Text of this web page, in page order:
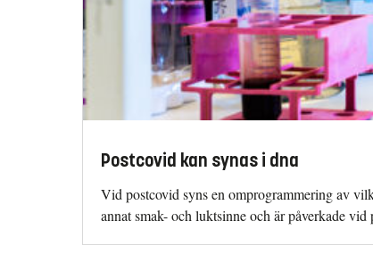
Postcovid kan synas i dna
Vid postcovid syns en omprogrammering av
annat smak- och luktsinne och är påverkade vid